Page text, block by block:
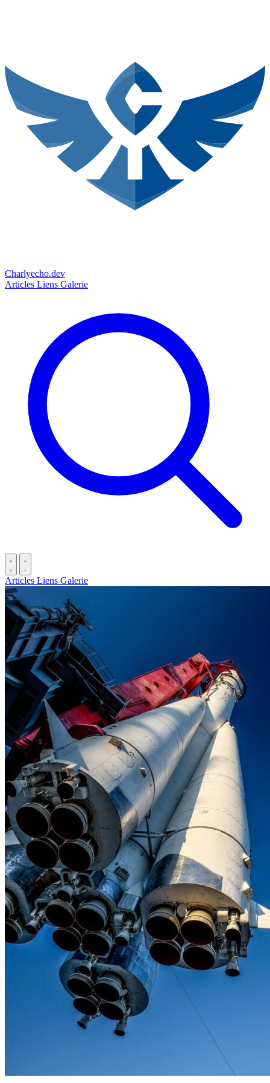
Charlyecho.dev
Articles Liens Galerie
Articles Liens Galerie